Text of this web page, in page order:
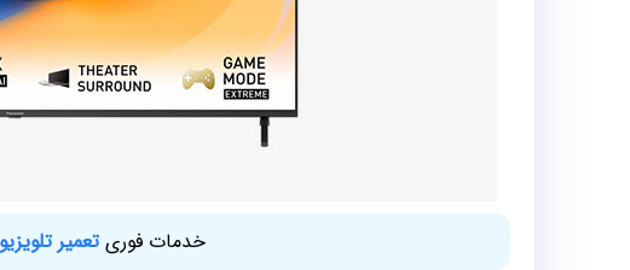
خدمات فوریتعمیر